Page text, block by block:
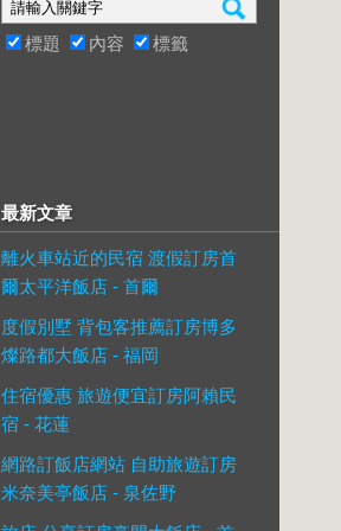
標題 內容 標籤
最新文章
離火車站近的民宿 渡假訂房首
爾太平洋飯店 - 首爾
度假別墅 背包客推薦訂房博多
燦路都大飯店 - 福岡
住宿優惠 旅遊便宜訂房阿賴民
宿 - 花蓮
網路訂飯店網站 自助旅遊訂房
米奈美亭飯店 - 泉佐野